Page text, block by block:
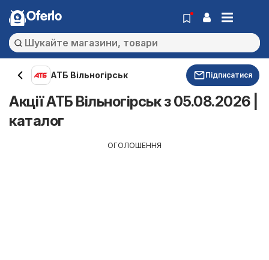
Oferlo
АТБ Вільногірськ Підписатися
Акції АТБ Вільногірськ з 05.08.2026 |
каталог
ОГОЛОШЕННЯ